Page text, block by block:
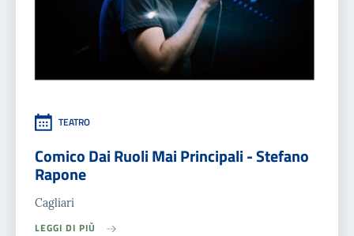
TEATRO
Comico Dai Ruoli Mai Principali - Stefano
Rapone
Cagliari
LEGGI DI PIÙ